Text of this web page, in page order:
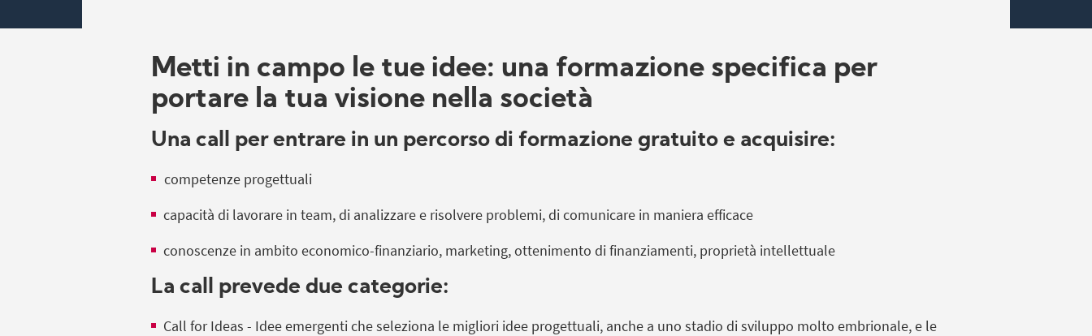
Metti in campo le tue idee: una formazione specifica per
portare la tua visione nella società
Una call per entrare in un percorso di formazione gratuito e acquisire:
competenze progettuali
capacità di lavorare in team, di analizzare e risolvere problemi, di comunicare in maniera efficace
conoscenze in ambito economico-finanziario, marketing, ottenimento di finanziamenti, proprietà intellettuale
La call prevede due categorie:
Call for Ideas - Idee emergenti che seleziona le migliori idee progettuali, anche a uno stadio di sviluppo molto embrionale,e le